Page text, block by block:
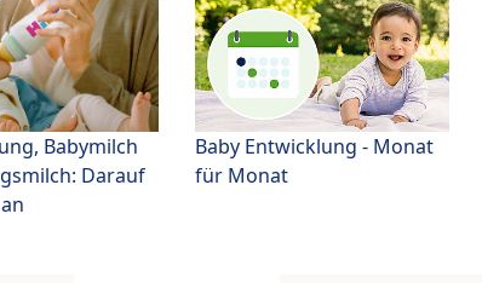
Babymilch
Darauf
Baby Entwicklung - Monat
für Monat